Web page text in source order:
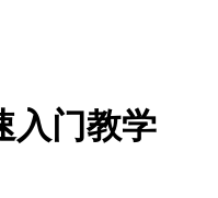
入门教学